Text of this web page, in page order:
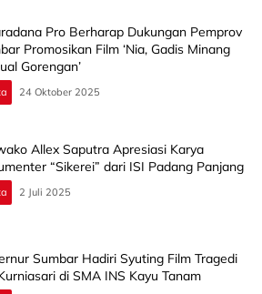
Pro Berharap Dukungan Pemprov
Promosikan Film ‘Nia, Gadis Minang
Gorengan’
24 Oktober 2025
Allex Saputra Apresiasi Karya
“Sikerei” dari ISI Padang Panjang
2 Juli 2025
Sumbar Hadiri Syuting Film Tragedi
di SMA INS Kayu Tanam